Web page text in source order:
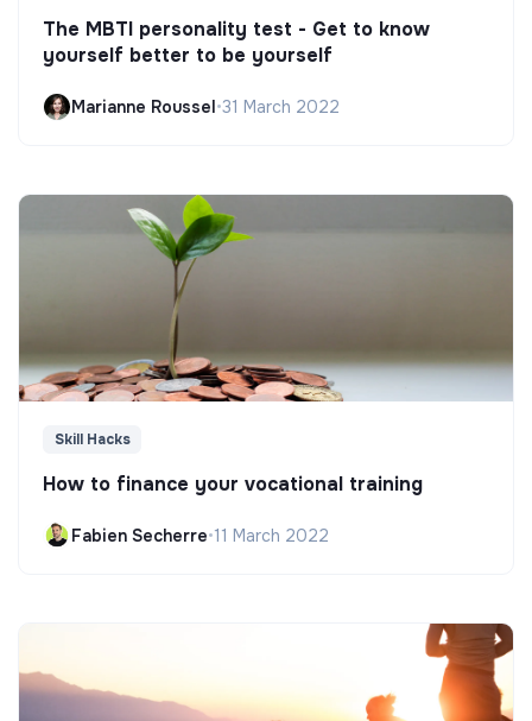
The MBTI personality test - Get to know
yourself better to be yourself
Marianne Roussel•31 March 2022
Skill Hacks
How to finance your vocational training
Fabien Secherre•11 March 2022